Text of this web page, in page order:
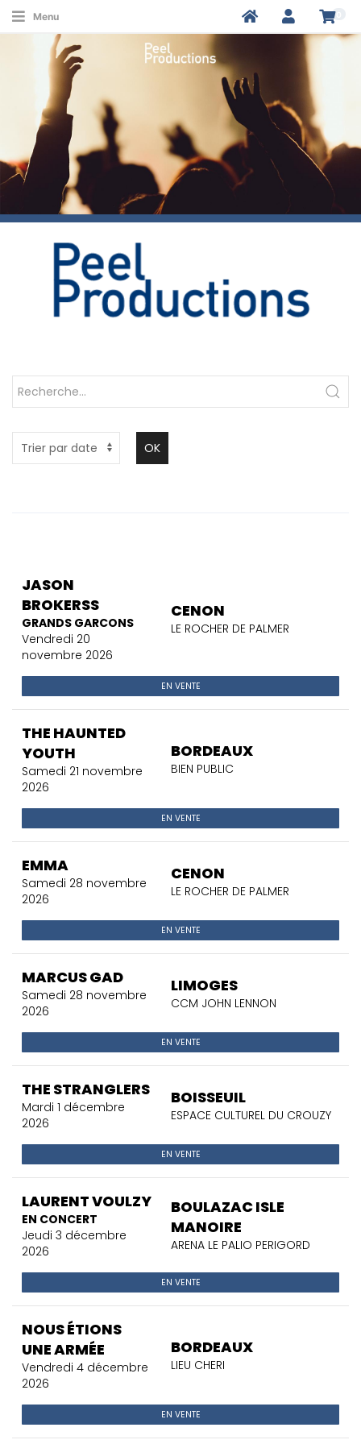
Menu
OK
JASON
BROKERSS
GRANDS GARCONS
Vendredi 20
novembre 2026
CENON
LE ROCHER DE PALMER
EN VENTE
THE HAUNTED
YOUTH
Samedi 21 novembre
2026
BORDEAUX
BIEN PUBLIC
EN VENTE
EMMA
Samedi 28 novembre
2026
CENON
LE ROCHER DE PALMER
EN VENTE
MARCUS GAD
Samedi 28 novembre
2026
LIMOGES
CCM JOHN LENNON
EN VENTE
THE STRANGLERS
Mardi 1 décembre
2026
BOISSEUIL
ESPACE CULTUREL DU CROUZY
EN VENTE
LAURENT VOULZY
EN CONCERT
Jeudi 3 décembre
2026
BOULAZAC ISLE
MANOIRE
ARENA LE PALIO PERIGORD
EN VENTE
NOUS ÉTIONS
UNE ARMÉE
Vendredi 4 décembre
2026
BORDEAUX
LIEU CHERI
EN VENTE